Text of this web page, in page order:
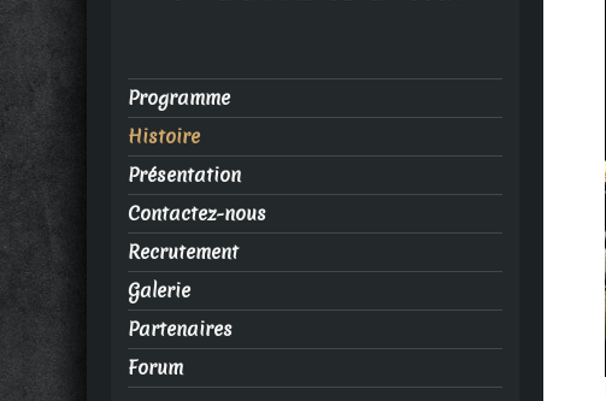
Programme
Histoire
Présentation
Contactez-nous
Recrutement
Galerie
Partenaires
Forum